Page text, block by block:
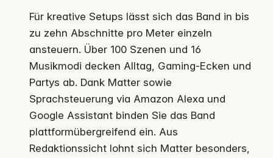
Für kreative Setups lässt sich das Band in bis
zu zehn Abschnitte pro Meter einzeln
ansteuern. Über 100 Szenen und 16
Musikmodi decken Alltag, Gaming-Ecken und
Partys ab. Dank Matter sowie
Sprachsteuerung via Amazon Alexa und
Google Assistant binden Sie das Band
plattformübergreifend ein. Aus
Redaktionssicht lohnt sich Matter besonders,